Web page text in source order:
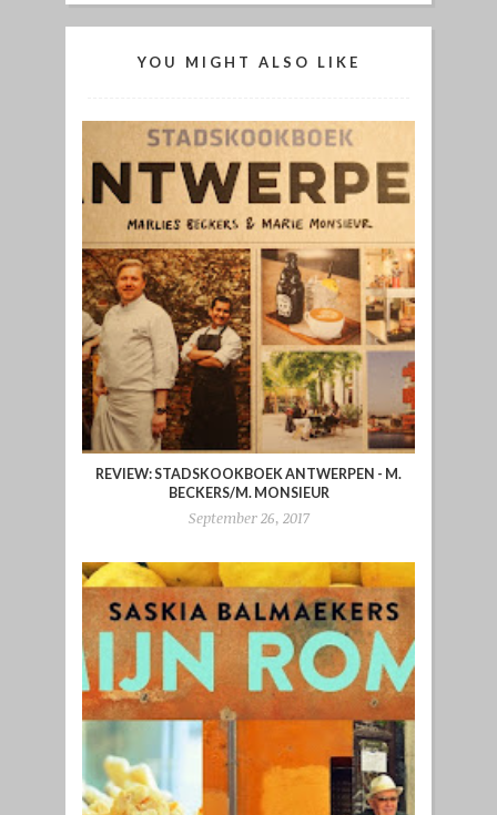
YOU MIGHT ALSO LIKE
REVIEW: STADSKOOKBOEK ANTWERPEN - M.
BECKERS/M. MONSIEUR
September 26, 2017